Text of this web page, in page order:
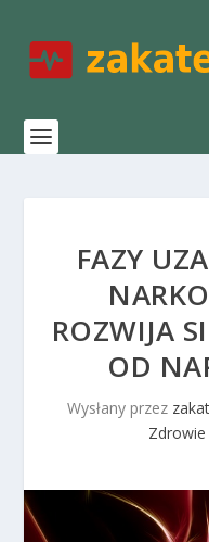
FAZY
ROZWIJA
OD
Wysłany przez
Zdrowie